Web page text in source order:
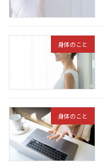
身体のこと
身体のこと